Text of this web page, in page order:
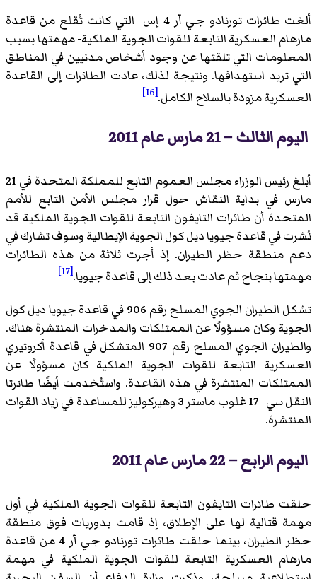
ألغت طائرات تورنادو جي آر 4 إس -التي كانت تُقلع من قاعدة
مارهام العسكرية التابعة للقوات الجوية الملكية- مهمتها بسبب
المعلومات التي تلقتها عن وجود أشخاص مدنيين في المناطق
التي تريد استهدافها. ونتيجة لذلك، عادت الطائرات إلى القاعدة
العسكرية مزودة بالسلاح الكامل.[16]
اليوم الثالث – 21 مارس عام 2011
أبلغ رئيس الوزراء مجلس العموم التابع للمملكة المتحدة في 21
مارس في بداية النقاش حول قرار مجلس الأمن التابع للأمم
المتحدة أن طائرات التايفون التابعة للقوات الجوية الملكية قد
نُشرت في قاعدة جيويا ديل كول الجوية الإيطالية وسوف تشارك في
دعم منطقة حظر الطيران. إذ أجرت ثلاثة من هذه الطائرات
مهمتها بنجاح ثم عادت بعد ذلك إلى قاعدة جيويا.[17]
تشكل الطيران الجوي المسلح رقم 906 في قاعدة جيويا ديل كول
الجوية وكان مسؤولًا عن الممتلكات والمدخرات المنتشرة هناك.
والطيران الجوي المسلح رقم 907 المتشكل في قاعدة أكروتيري
العسكرية التابعة للقوات الجوية الملكية كان مسؤولًا عن
الممتلكات المنتشرة في هذه القاعدة. واستُخدمت أيضًا طائرتا
النقل سي -17 غلوب ماستر 3 وهيركوليز للمساعدة في زياد القوات
المنتشرة.
اليوم الرابع – 22 مارس عام 2011
حلقت طائرات التايفون التابعة للقوات الجوية الملكية في أول
مهمة قتالية لها على الإطلاق، إذ قامت بدوريات فوق منطقة
حظر الطيران، بينما حلقت طائرات تورنادو جي آر 4 من قاعدة
مارهام العسكرية التابعة للقوات الجوية الملكية في مهمة